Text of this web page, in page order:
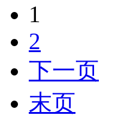
1
2
下一页
末页